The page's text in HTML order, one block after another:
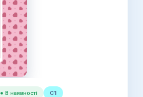
● В наявності C1